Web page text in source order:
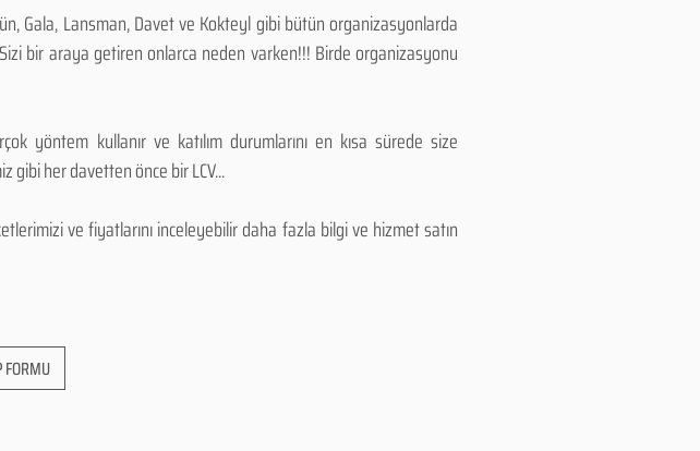
Gala, Lansman, Davet ve Kokteyl gibi bütün organizasyonlarda
Sizi bir araya getiren onlarca neden varken!!! Birde organizasyonu
yöntem kullanır ve katılım durumlarını en kısa sürede size
gibi her davetten önce bir LCV...
ve fiyatlarını inceleyebilir daha fazla bilgi ve hizmet satın
FORMU